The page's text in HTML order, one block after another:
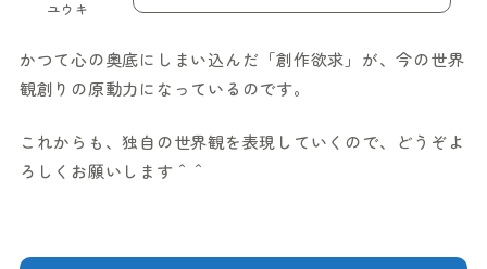
ユウキ
かつて心の奥底にしまい込んだ「創作欲求」が、今の世界
観創りの原動力になっているのです。
これからも、独自の世界観を表現していくので、どうぞよ
ろしくお願いします＾＾